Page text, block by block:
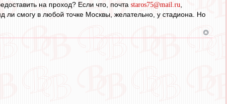
на проход? Если что, почта staros75@mail.ru,
ли смогу в любой точке Москвы, желательно, у стадиона. Но